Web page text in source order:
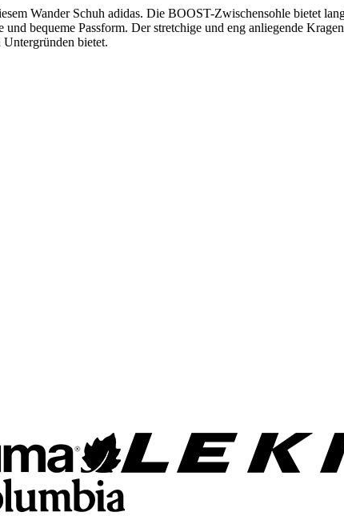
Wander Schuh adidas. Die BOOST-Zwischensohle bietet
bequeme Passform. Der stretchige und eng anliegende
bietet.